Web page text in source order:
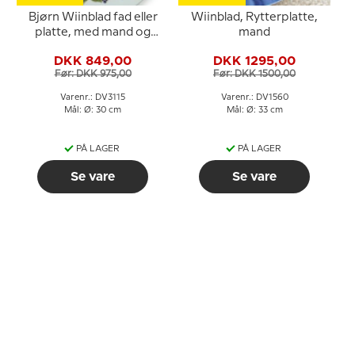
Bjørn Wiinblad fad eller
platte, med mand og
DKK 849,00
Før: DKK 975,00
Varenr.: DV3115
Mål: Ø: 30 cm
PÅ LAGER
Se vare
Wiinblad, Rytterplatte,
mand
DKK 1295,00
Før: DKK 1500,00
Varenr.: DV1560
Mål: Ø: 33 cm
PÅ LAGER
Se vare